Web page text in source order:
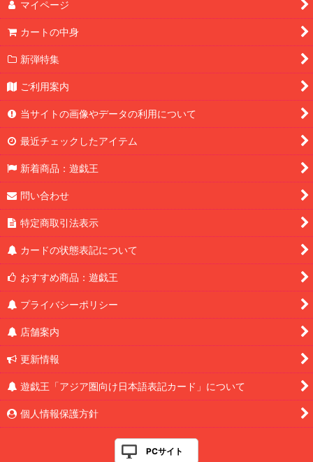
マイページ
カートの中身
新弾特集
ご利用案内
当サイトの画像やデータの利用について
最近チェックしたアイテム
新着商品：遊戯王
問い合わせ
特定商取引法表示
カードの状態表記について
おすすめ商品：遊戯王
プライバシーポリシー
店舗案内
更新情報
遊戯王「アジア圏向け日本語表記カード」について
個人情報保護方針
PCサイト